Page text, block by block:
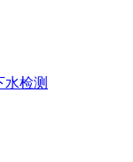
水检测